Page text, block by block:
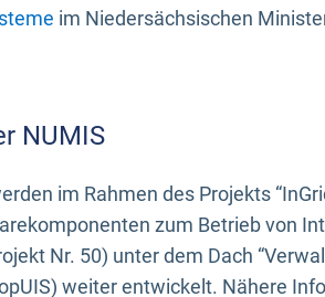
im Niedersächsischen
NUMIS
im Rahmen des Projekts
zum Betrieb von
Nr. 50) unter dem Dach
weiter entwickelt. Nähere